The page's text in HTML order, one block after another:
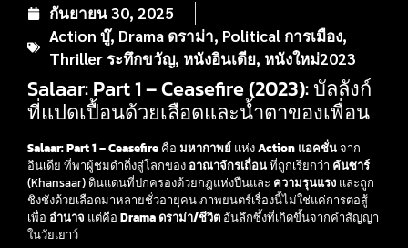
กันยายน 30, 2025
Action บู๊, Drama ดราม่า, Political การเมือง,
Thriller ระทึกขวัญ, หนังอินเดีย, หนังใหม่2023
Salaar: Part 1 – Ceasefire (2023): บัลลังก์
ที่แปดเปื้อนด้วยเลือดและน้ำตาของเพื่อน
Salaar: Part 1 – Ceasefire คือ มหากาพย์ แห่งAction แอคชั่นจาก
อินเดีย ที่พาผู้ชมดำดิ่งสู่โลกของ อาณาจักรเถื่อนที่ถูกเรียกว่า คันซาร์
(Khansaar) ดินแดนที่ปกครองด้วยกฎแห่งปืนและ ความรุนแรง และถูก
ชิงชังด้วยเลือดมาหลายชั่วอายุคน ภาพยนตร์เรื่องนี้ไม่ใช่แค่การต่อสู้
เพื่อ อำนาจ แต่คือ Drama ดราม่า/ชีวิต อันลึกซึ้งที่เกิดขึ้นจากคำสัญญา
ในวัยเยาว์